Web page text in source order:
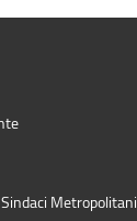
Metropolitani